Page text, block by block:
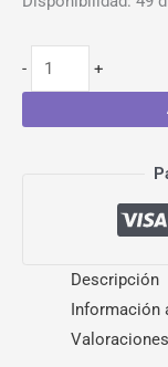
- +
Descripción
Información